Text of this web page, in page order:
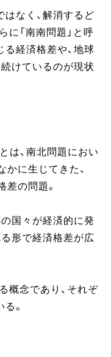
なく、解消するど
に「南南問題」と呼
経済格差や、地球
けているのが現状
は、南北問題におい
かに生じてきた、
差の問題。
国々が経済的に発
形で経済格差が広
概念であり、それぞ
。